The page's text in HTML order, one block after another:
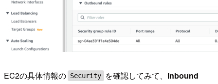
EC2の具体情報の Security を確認してみて、 Inbound